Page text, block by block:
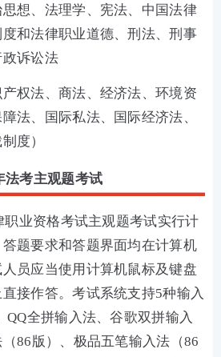
想、法理学、宪法、中国法律
和法律职业道德、刑法、刑事
诉讼法
权法、商法、经济法、环境资
法、国际私法、国际经济法、
度）
法考主观题考试
职业资格考试主观题考试实行计
题要求和答题界面均在计算机
员应当使用计算机鼠标及键盘
接作答。考试系统支持5种输入
全拼输入法、谷歌双拼输入
86版）、极品五笔输入法（86